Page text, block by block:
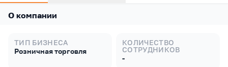
О компании
ТИП БИЗНЕСА
Розничная торговля
КОЛИЧЕСТВО
СОТРУДНИКОВ
-